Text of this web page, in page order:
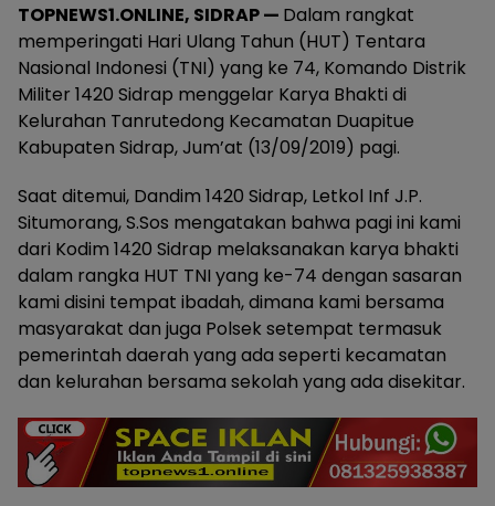
TOPNEWS1.ONLINE, SIDRAP — Dalam rangkat
memperingati Hari Ulang Tahun (HUT) Tentara
Nasional Indonesi (TNI) yang ke 74, Komando Distrik
Militer 1420 Sidrap menggelar Karya Bhakti di
Kelurahan Tanrutedong Kecamatan Duapitue
Kabupaten Sidrap, Jum’at (13/09/2019) pagi.
Saat ditemui, Dandim 1420 Sidrap, Letkol Inf J.P.
Situmorang, S.Sos mengatakan bahwa pagi ini kami
dari Kodim 1420 Sidrap melaksanakan karya bhakti
dalam rangka HUT TNI yang ke-74 dengan sasaran
kami disini tempat ibadah, dimana kami bersama
masyarakat dan juga Polsek setempat termasuk
pemerintah daerah yang ada seperti kecamatan
dan kelurahan bersama sekolah yang ada disekitar.